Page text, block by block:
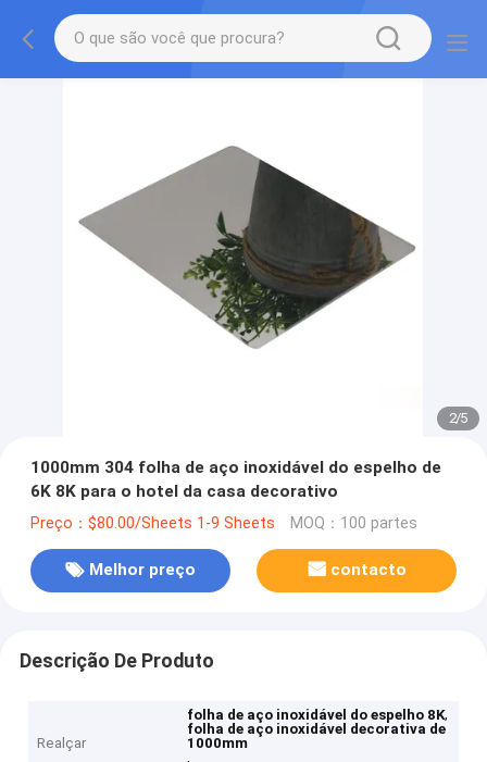
2/5
1000mm 304 folha de aço inoxidável do espelho de
6K 8K para o hotel da casa decorativo
Preço：$80.00/Sheets 1-9 Sheets MOQ：100 partes
Melhor preço contacto
Descrição De Produto
Realçar
folha de aço inoxidável do espelho 8K,
folha de aço inoxidável decorativa de
1000mm
,